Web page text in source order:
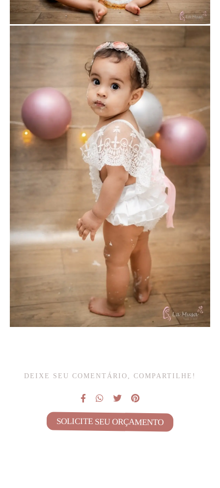
DEIXE SEU COMENTÁRIO, COMPARTILHE!
SOLICITE SEU ORÇAMENTO